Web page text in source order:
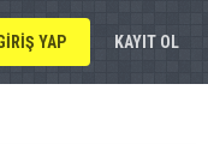
YAP KAYIT OL